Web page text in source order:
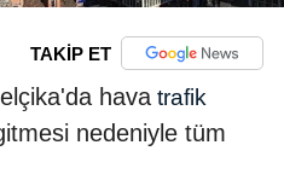
TAKİP ET
havatrafik
nedeniyle tüm